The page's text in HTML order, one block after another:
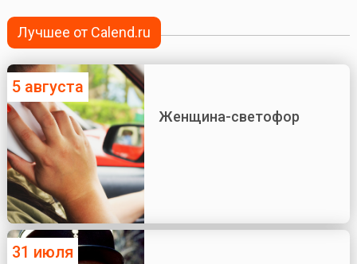
Лучшее от Calend.ru
5 августа
Женщина-светофор
31 июля